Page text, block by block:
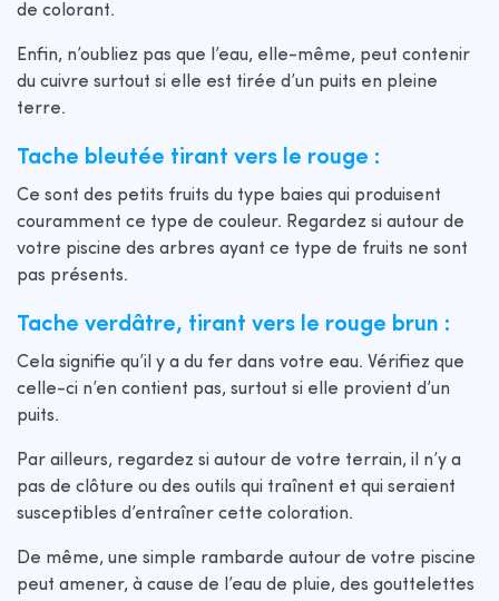
de colorant.
Enfin, n’oubliez pas que l’eau, elle-même, peut contenir
du cuivre surtout si elle est tirée d’un puits en pleine
terre.
Tache bleutée tirant vers le rouge :
Ce sont des petits fruits du type baies qui produisent
couramment ce type de couleur. Regardez si autour de
votre piscine des arbres ayant ce type de fruits ne sont
pas présents.
Tache verdâtre, tirant vers le rouge brun :
Cela signifie qu’il y a du fer dans votre eau. Vérifiez que
celle-ci n’en contient pas, surtout si elle provient d’un
puits.
Par ailleurs, regardez si autour de votre terrain, il n’y a
pas de clôture ou des outils qui traînent et qui seraient
susceptibles d’entraîner cette coloration.
De même, une simple rambarde autour de votre piscine
peut amener, à cause de l’eau de pluie, des gouttelettes